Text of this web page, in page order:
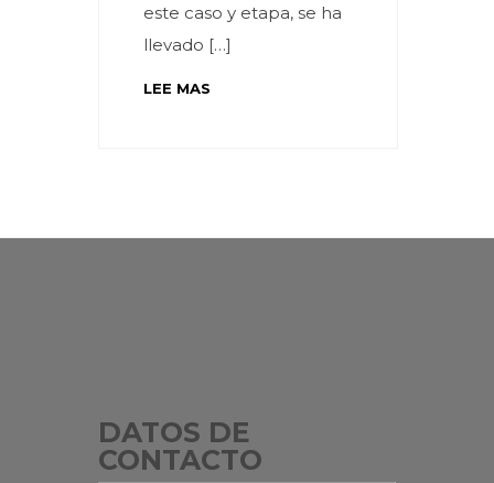
este caso y etapa, se ha
llevado […]
LEE MAS
DATOS DE
CONTACTO